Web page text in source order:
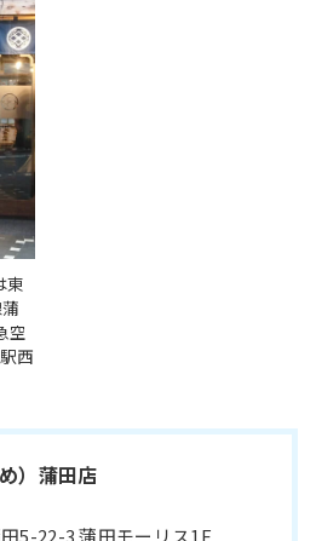
東
空
西
）蒲田店
5-22-3 蒲田モーリス1F